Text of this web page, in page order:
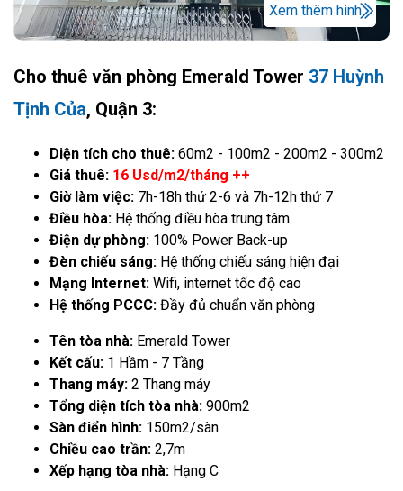
Xem thêm hình
Cho thuê văn phòng Emerald Tower 37 Huỳnh
Tịnh Của, Quận 3:
Diện tích cho thuê: 60m2 - 100m2 - 200m2 - 300m2
Giá thuê: 16 Usd/m2/tháng ++
Giờ làm việc: 7h-18h thứ 2-6 và 7h-12h thứ 7
Điều hòa: Hệ thống điều hòa trung tâm
Điện dự phòng: 100% Power Back-up
Đèn chiếu sáng: Hệ thống chiếu sáng hiện đại
Mạng Internet: Wifi, internet tốc độ cao
Hệ thống PCCC: Đầy đủ chuẩn văn phòng
Tên tòa nhà: Emerald Tower
Kết cấu: 1 Hầm - 7 Tầng
Thang máy: 2 Thang máy
Tổng diện tích tòa nhà: 900m2
Sàn điển hình: 150m2/sàn
Chiều cao trần: 2,7m
Xếp hạng tòa nhà: Hạng C